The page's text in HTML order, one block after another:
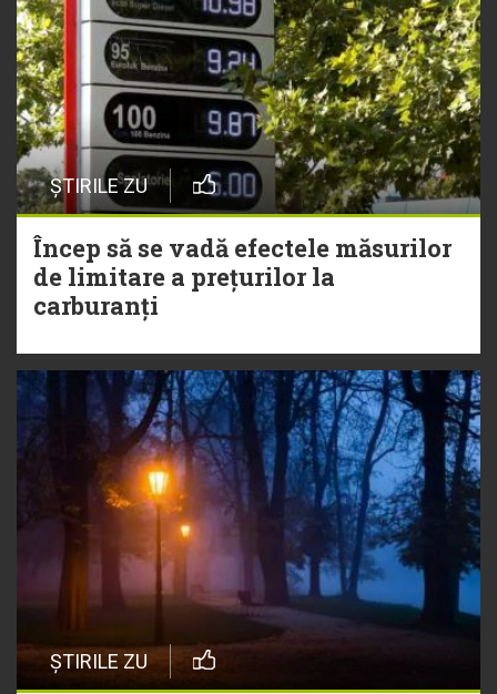
ȘTIRILE ZU
Încep să se vadă efectele măsurilor
de limitare a prețurilor la
carburanți
ȘTIRILE ZU